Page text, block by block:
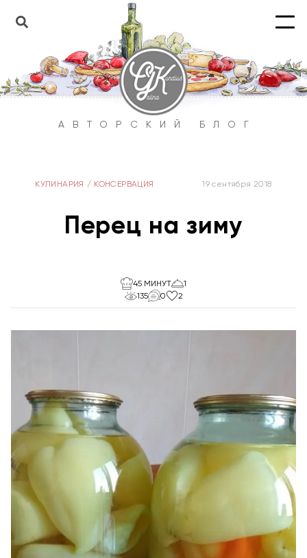
АВТОРСКИЙ БЛОГ
КУЛИНАРИЯ / КОНСЕРВАЦИЯ 19 сентября 2018
Перец на зиму
45 МИНУТ
1
135
0 2